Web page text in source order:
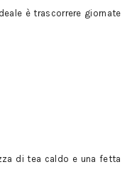
è trascorrere giornate
di tea caldo e una fetta